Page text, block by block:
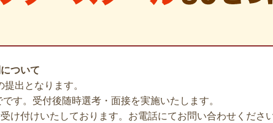
ついて
出となります。
す。受付後随時選考・面接を実施いたします。
け付けいたしております。お電話にてお問い合わせくださ